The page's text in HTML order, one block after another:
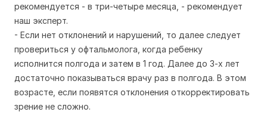
рекомендуется - в три-четыре месяца, - рекомендует
наш эксперт.
- Если нет отклонений и нарушений, то далее следует
провериться у офтальмолога, когда ребенку
исполнится полгода и затем в 1 год. Далее до 3-х лет
достаточно показываться врачу раз в полгода. В этом
возрасте, если появятся отклонения откорректировать
зрение не сложно.